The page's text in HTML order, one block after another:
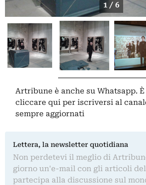
1 / 6
Artribune è anche su Whatsapp.
cliccare qui per iscriversi al
sempre aggiornati
Lettera, la newsletter quotidiana
Non perdetevi il meglio di
giorno un'e-mail con gli articoli
partecipa alla discussione sul